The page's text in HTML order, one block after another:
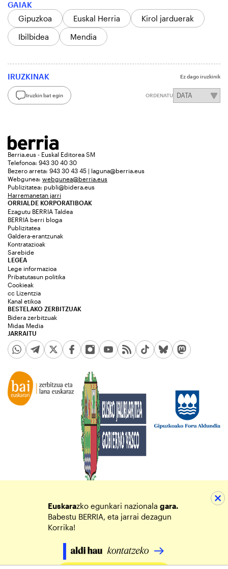
GAIAK
Gipuzkoa
Euskal Herria
Kirol jarduerak
Ibilbidea
Mendia
IRUZKINAK Ez dago iruzkinik
Iruzkin bat egin ORDENATU
Berria.eus - Euskal Editorea SM
Telefonoa: 943 30 40 30
Bezero arreta: 943 30 43 45 | laguna@berria.eus
Webgunea: webgunea@berria.eus
Publizitatea: publi@bidera.eus
Harremanetan jarri
ORRIALDE KORPORATIBOAK
Ezagutu BERRIA Taldea
BERRIA berri bloga
Publizitatea
Galdera-erantzunak
Kontratazioak
Sarebide
JARRAITU
LEGEA
Lege informazioa
Pribatutasun politika
Cookieak
cc Lizentzia
Kanal etikoa
BESTELAKO ZERBITZUAK
Bidera zerbitzuak
Midas Media
Euskarazko egunkari nazionala gara.
Babestu BERRIA, eta jarrai dezagun
Korrika!